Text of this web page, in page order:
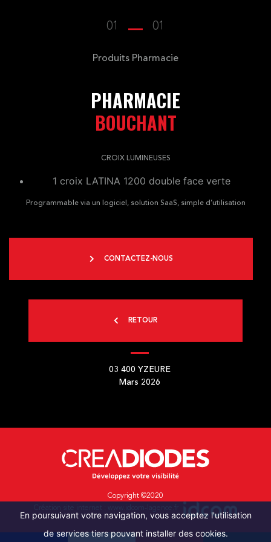
01 01
Produits Pharmacie
PHARMACIE
BOUCHANT
CROIX LUMINEUSES
1 croix LATINA 1200 double face verte
Programmable via un logiciel, solution SaaS, simple d’utilisation
CONTACTEZ-NOUS
RETOUR
03 400 YZEURE
Mars 2026
Copyright ©2020
En poursuivant votre navigation, vous acceptez l'utilisation
de services tiers pouvant installer des cookies.